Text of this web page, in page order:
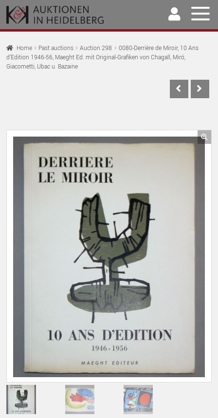
Skip
to
navigation
Skip
to
content
Home
Auctions
Our Team
Home Past auctions Auction 298
0080-Derrière de Miroir, 10 Ans
d’Edition 1946-56, Maeght Ed. mit Original-Grafiken von Chagall, Miró,
Giacometti, Ubac u. Bazaine